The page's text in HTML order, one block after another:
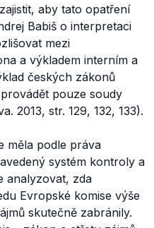
aby tato opatření
Babiš o interpretaci
mezi
a výkladem interním a
českých zákonů
pouze soudy
. 2013, str. 129, 132, 133).
měla podle práva
systém kontroly a
analyzovat, zda
Evropské komise výše
skutečně zabránily.